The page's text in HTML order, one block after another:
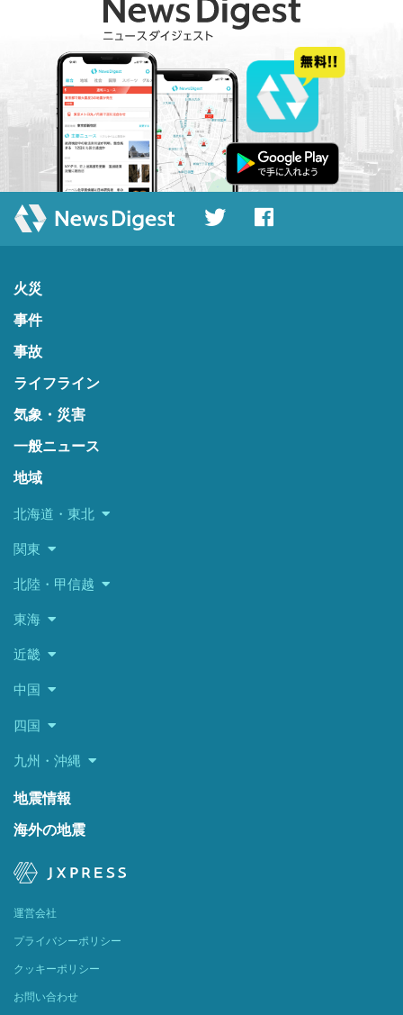
火災
事件
事故
ライフライン
気象・災害
一般ニュース
地域
北海道・東北
関東
北陸・甲信越
東海
近畿
中国
四国
九州・沖縄
地震情報
海外の地震
運営会社
プライバシーポリシー
クッキーポリシー
お問い合わせ